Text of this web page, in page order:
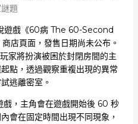
題
遊戲《60病 The 60-Second
店頁面，發售日期尚未公布。
家將扮演被困於封閉房間的主
點，透過觀察重複出現的異常
逃離密室。
戲，主角會在遊戲開始後 60 秒
會在固定時間出現不同現象，